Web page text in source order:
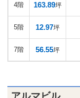
4階 163.89坪
5階 12.97坪
7階 56.55坪